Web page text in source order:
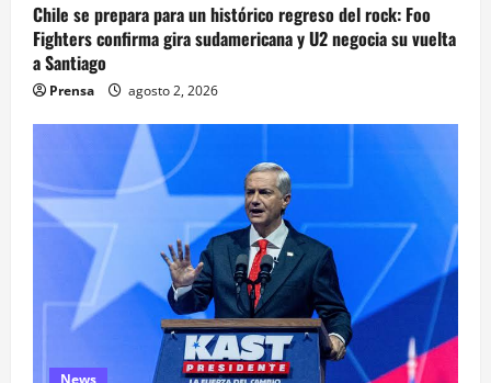
Chile se prepara para un histórico regreso del rock: Foo
Fighters confirma gira sudamericana y U2 negocia su vuelta
a Santiago
Prensa agosto 2, 2026
News